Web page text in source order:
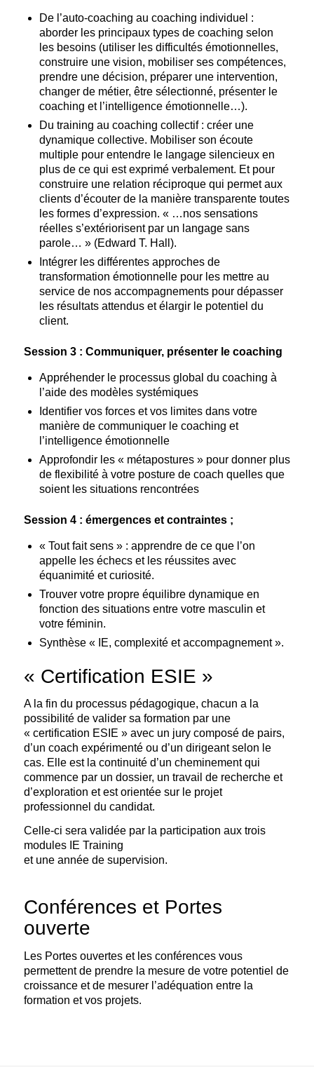
De l’auto-coaching au coaching individuel :
aborder les principaux types de coaching selon
les besoins (utiliser les difficultés émotionnelles,
construire une vision, mobiliser ses compétences,
prendre une décision, préparer une intervention,
changer de métier, être sélectionné, présenter le
coaching et l’intelligence émotionnelle…).
Du training au coaching collectif : créer une
dynamique collective. Mobiliser son écoute
multiple pour entendre le langage silencieux en
plus de ce qui est exprimé verbalement. Et pour
construire une relation réciproque qui permet aux
clients d’écouter de la manière transparente toutes
les formes d’expression. « …nos sensations
réelles s’extériorisent par un langage sans
parole… » (Edward T. Hall).
Intégrer les différentes approches de
transformation émotionnelle pour les mettre au
service de nos accompagnements pour dépasser
les résultats attendus et élargir le potentiel du
client.
Session 3 : Communiquer, présenter le coaching
Appréhender le processus global du coaching à
l’aide des modèles systémiques
Identifier vos forces et vos limites dans votre
manière de communiquer le coaching et
l’intelligence émotionnelle
Approfondir les « métapostures » pour donner plus
de flexibilité à votre posture de coach quelles que
soient les situations rencontrées
Session 4 : émergences et contraintes ;
« Tout fait sens » : apprendre de ce que l’on
appelle les échecs et les réussites avec
équanimité et curiosité.
Trouver votre propre équilibre dynamique en
fonction des situations entre votre masculin et
votre féminin.
Synthèse « IE, complexité et accompagnement ».
« Certification ESIE »
A la fin du processus pédagogique, chacun a la
possibilité de valider sa formation par une
« certification ESIE » avec un jury composé de pairs,
d’un coach expérimenté ou d’un dirigeant selon le
cas. Elle est la continuité d’un cheminement qui
commence par un dossier, un travail de recherche et
d’exploration et est orientée sur le projet
professionnel du candidat.
Celle-ci sera validée par la participation aux trois
modules IE Training
et une année de supervision.
Conférences et Portes
ouverte
Les Portes ouvertes et les conférences vous
permettent de prendre la mesure de votre potentiel de
croissance et de mesurer l’adéquation entre la
formation et vos projets.